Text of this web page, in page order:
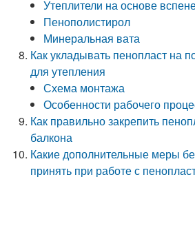
Утеплители на основе
Пенополистирол
Минеральная вата
Как укладывать пенопласт на
для утепления
Схема монтажа
Особенности рабочего
Как правильно закрепить
балкона
Какие дополнительные меры
принять при работе с